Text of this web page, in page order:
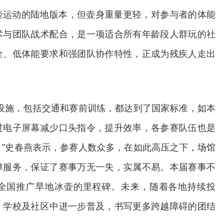
动的陆地版本，但壶身重量更轻，对参与者的体能
团队战术配合，是一项适合所有年龄段人群玩的社
低体能要求和强团队协作特性，正成为残疾人走出
施，包括交通和赛前训练，都达到了国家标准，如本
子屏幕减少口头指令，提升效率，各参赛队伍也是
史春燕表示，参赛人数众多，在如此高压之下，场馆
务，保证了赛事万无一失，实属不易。本届赛事不
国推广旱地冰壶的里程碑。未来，随着各地持续投
校及社区中进一步普及，书写更多跨越障碍的团结